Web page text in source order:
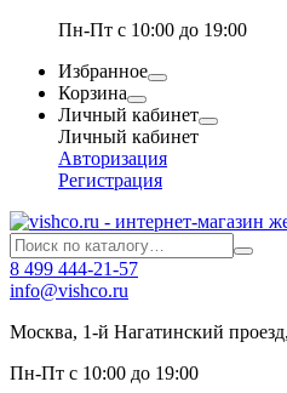
Пн-Пт с 10:00 до 19:00
Избранное
Корзина
Личный кабинет
Личный кабинет
Авторизация
Регистрация
8 499 444-21-57
info@vishco.ru
Москва, 1-й Нагатинский
Пн-Пт с 10:00 до 19:00